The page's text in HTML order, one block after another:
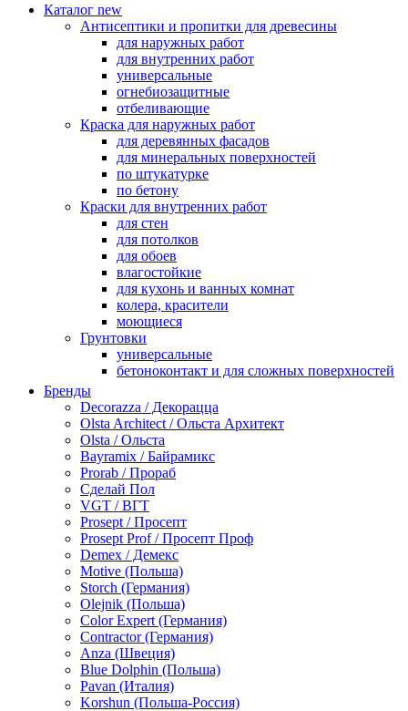
Каталог new
Антисептики и пропитки для древесины
для наружных работ
для внутренних работ
универсальные
огнебиозащитные
отбеливающие
Краска для наружных работ
для деревянных фасадов
для минеральных поверхностей
по штукатурке
по бетону
Краски для внутренних работ
для стен
для потолков
для обоев
влагостойкие
для кухонь и ванных комнат
колера, красители
моющиеся
Грунтовки
универсальные
бетоноконтакт и для сложных поверхностей
по металлу
антикорозийные
под декоративные штукатурки
для гипсокартона
под штукатурку
Герметик
акриловые
силиконовые универсальные, нейтральные
силиконовые санитарные (антигрибковые)
шовные для срубов
для кровли
для каминов
полиуретановые
Декоративные штукатурки и краски
краски для декора, патина
мокрый шелк
венецианские (эффект мрамора)
песок (эффект песчаных вихрей)
декоративная шпаклевка
Бренды
Decorazza / Декорацца
Olsta Architect / Ольста Архитект
Olsta / Ольста
Bayramix / Байрамикс
Prorab / Прораб
Сделай Пол
VGT / ВГТ
Prosept / Просепт
Prosept Prof / Просепт Проф
Demex / Демекс
Motive (Польша)
Storch (Германия)
Olejnik (Польша)
Color Expert (Германия)
Contractor (Германия)
Anza (Швеция)
Blue Dolphin (Польша)
Pavan (Италия)
Korshun (Польша-Россия)